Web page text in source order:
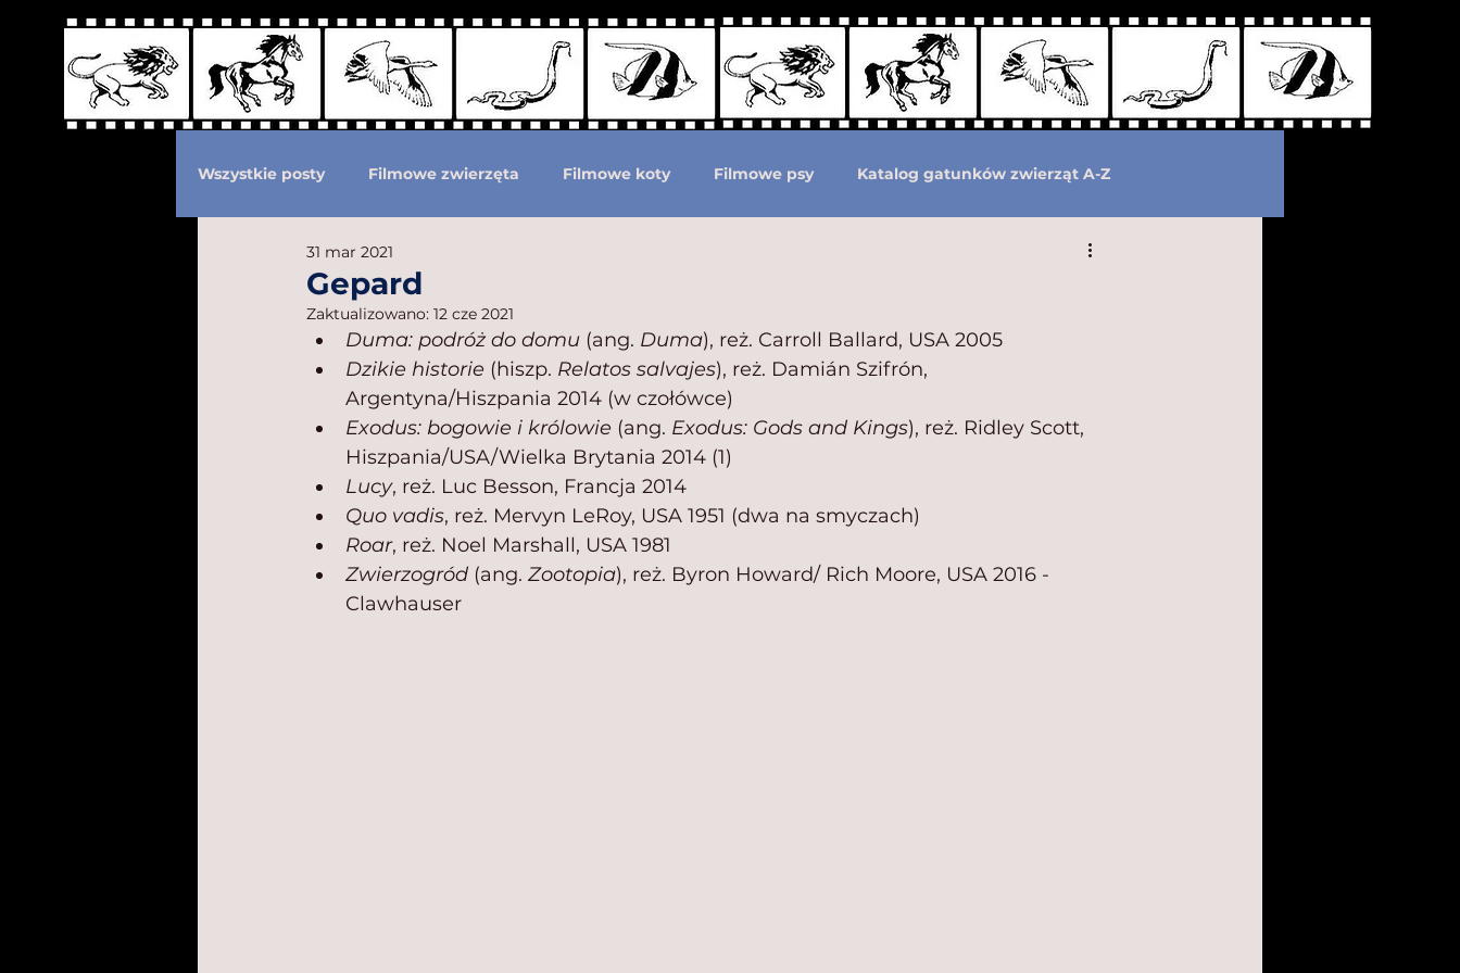
Wszystkie posty Filmowe zwierzęta Filmowe koty Filmowe psy Katalog gatunków zwierząt A-Z
Podział według ras kotów Kryptozoologia
Eksploatacja zwierząt Pomoc zwierzętom Zwierzęta górą!
Gepard
31 mar 2021
Zaktualizowano: 12 cze 2021
Duma: podróż do domu (ang. Duma), reż. Carroll Ballard, USA 2005
Dzikie historie (hiszp. Relatos salvajes), reż. Damián Szifrón,
Argentyna/Hiszpania 2014 (w czołówce)
Exodus: bogowie i królowie (ang. Exodus: Gods and Kings), reż. Ridley Scott,
Hiszpania/USA/Wielka Brytania 2014 (1)
Lucy, reż. Luc Besson, Francja 2014
Quo vadis, reż. Mervyn LeRoy, USA 1951 (dwa na smyczach)
Roar, reż. Noel Marshall, USA 1981
Zwierzogród (ang. Zootopia), reż. Byron Howard/ Rich Moore, USA 2016 -
Clawhauser